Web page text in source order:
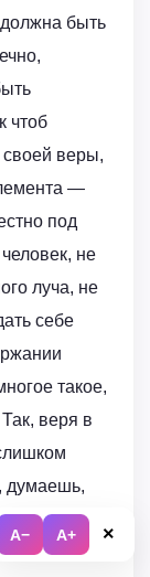
A− A+ ×
быть
чтоб
своей веры,
—
под
не
луча, не
себе
такое,
веря в
думаешь,
что-